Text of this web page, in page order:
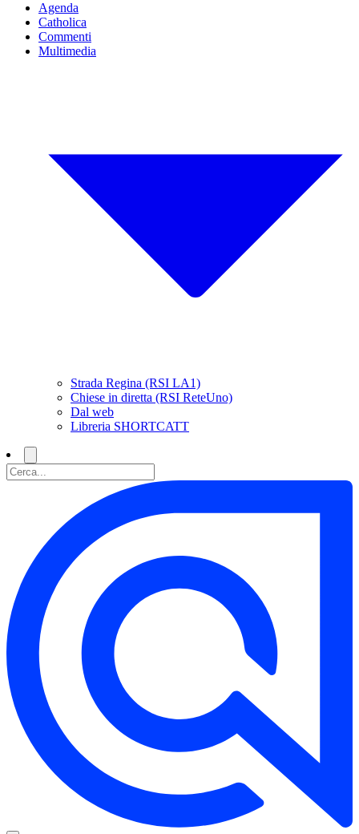
Agenda
Catholica
Commenti
Multimedia
Strada Regina (RSI LA1)
Chiese in diretta (RSI ReteUno)
Dal web
Libreria SHORTCATT